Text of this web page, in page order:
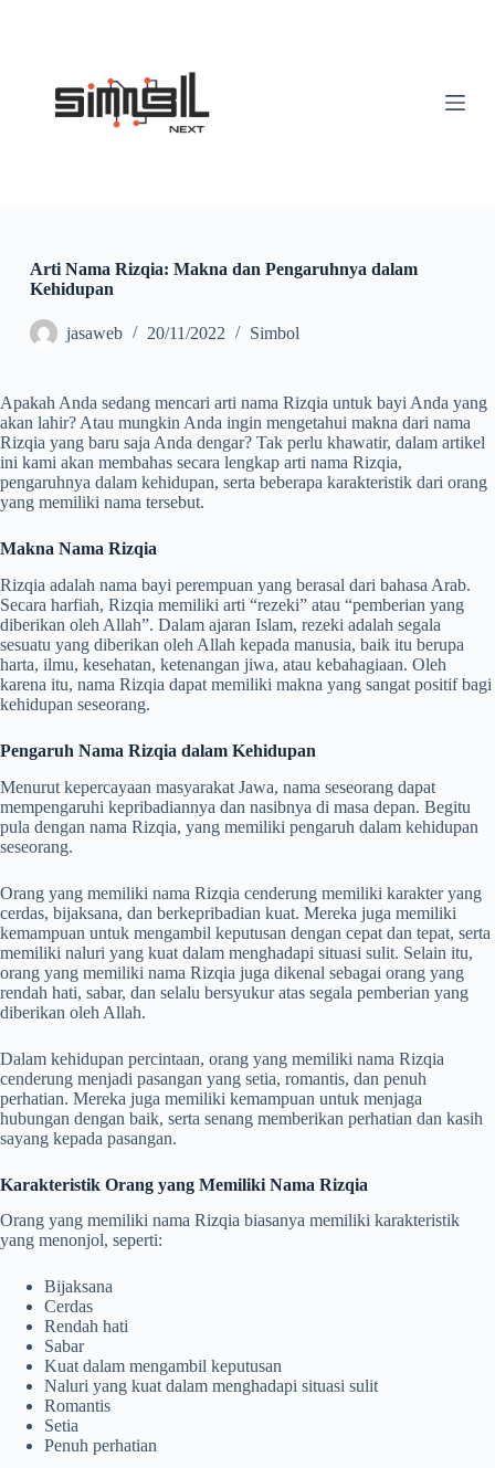
Arti Nama Rizqia: Makna dan Pengaruhnya dalam
Kehidupan
jasaweb 20/11/2022 Simbol
Apakah Anda sedang mencari arti nama Rizqia untuk bayi Anda yang
akan lahir? Atau mungkin Anda ingin mengetahui makna dari nama
Rizqia yang baru saja Anda dengar? Tak perlu khawatir, dalam artikel
ini kami akan membahas secara lengkap arti nama Rizqia,
pengaruhnya dalam kehidupan, serta beberapa karakteristik dari orang
yang memiliki nama tersebut.
Makna Nama Rizqia
Rizqia adalah nama bayi perempuan yang berasal dari bahasa Arab.
Secara harfiah, Rizqia memiliki arti “rezeki” atau “pemberian yang
diberikan oleh Allah”. Dalam ajaran Islam, rezeki adalah segala
sesuatu yang diberikan oleh Allah kepada manusia, baik itu berupa
harta, ilmu, kesehatan, ketenangan jiwa, atau kebahagiaan. Oleh
karena itu, nama Rizqia dapat memiliki makna yang sangat positif bagi
kehidupan seseorang.
Pengaruh Nama Rizqia dalam Kehidupan
Menurut kepercayaan masyarakat Jawa, nama seseorang dapat
mempengaruhi kepribadiannya dan nasibnya di masa depan. Begitu
pula dengan nama Rizqia, yang memiliki pengaruh dalam kehidupan
seseorang.
Orang yang memiliki nama Rizqia cenderung memiliki karakter yang
cerdas, bijaksana, dan berkepribadian kuat. Mereka juga memiliki
kemampuan untuk mengambil keputusan dengan cepat dan tepat, serta
memiliki naluri yang kuat dalam menghadapi situasi sulit. Selain itu,
orang yang memiliki nama Rizqia juga dikenal sebagai orang yang
rendah hati, sabar, dan selalu bersyukur atas segala pemberian yang
diberikan oleh Allah.
Dalam kehidupan percintaan, orang yang memiliki nama Rizqia
cenderung menjadi pasangan yang setia, romantis, dan penuh
perhatian. Mereka juga memiliki kemampuan untuk menjaga
hubungan dengan baik, serta senang memberikan perhatian dan kasih
sayang kepada pasangan.
Karakteristik Orang yang Memiliki Nama Rizqia
Orang yang memiliki nama Rizqia biasanya memiliki karakteristik
yang menonjol, seperti:
Bijaksana
Cerdas
Rendah hati
Sabar
Kuat dalam mengambil keputusan
Naluri yang kuat dalam menghadapi situasi sulit
Romantis
Setia
Penuh perhatian